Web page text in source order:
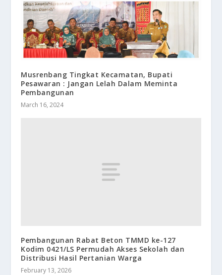
Musrenbang Tingkat Kecamatan, Bupati
Pesawaran : Jangan Lelah Dalam Meminta
Pembangunan
March 16, 2024
Pembangunan Rabat Beton TMMD ke-127
Kodim 0421/LS Permudah Akses Sekolah dan
Distribusi Hasil Pertanian Warga
February 13, 2026